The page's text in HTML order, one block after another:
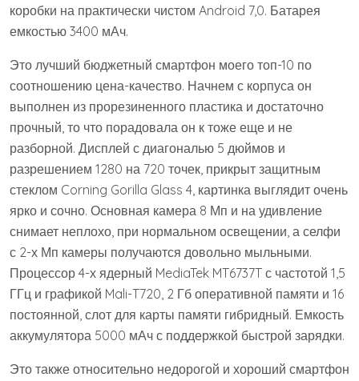
коробки на практически чистом Android 7,0. Батарея
емкостью 3400 мАч.
Это лучший бюджетный смартфон моего топ-10 по
соотношению цена-качество. Начнем с корпуса он
выполнен из прорезиненного пластика и достаточно
прочный, то что порадовала он к тоже еще и не
разборной. Дисплей с диагональю 5 дюймов и
разрешением 1280 на 720 точек, прикрыт защитным
стеклом Corning Gorilla Glass 4, картинка выглядит очень
ярко и сочно. Основная камера 8 Мп и на удивление
снимает неплохо, при нормальном освещении, а селфи
с 2-х Мп камеры получаются довольно мыльными.
Процессор 4-х ядерный MediaTek MT6737T с частотой 1,5
ГГц и графикой Mali-T720, 2 Гб оперативной памяти и 16
постоянной, слот для карты памяти гибридный. Емкость
аккумулятора 5000 мАч с поддержкой быстрой зарядки.
Это также относительно недорогой и хороший смартфон